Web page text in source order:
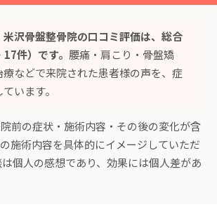
沢骨盤整骨院の口コミ評価は、総合
件）です。 腰痛・肩こり・骨盤矯
などで来院された患者様の声を、症
います。
前の症状・施術内容・その後の変化が含
施術内容を具体的にイメージしていただ
個人の感想であり、効果には個人差があ